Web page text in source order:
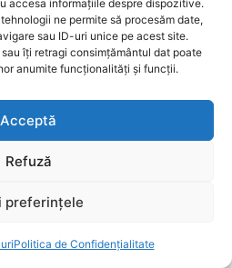
accesa informațiile despre dispozitive.
ne permite să procesăm date,
sau ID-uri unice pe acest site.
îți retragi consimțământul dat poate
anumite funcționalități și funcții.
Acceptă
Refuză
preferințele
Politica de Confidențialitate